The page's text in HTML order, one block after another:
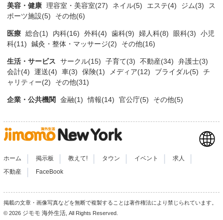
美容・健康 理容室・美容室(27) ネイル(5) エステ(4) ジム(3)
ス
ポーツ施設(5)
その他(6)
医療 総合(1) 内科(16) 外科(4) 歯科(9) 婦人科(8) 眼科(3)
小児
科(11)
鍼灸・整体・マッサージ(2) その他(16)
生活・サービス サークル(15) 子育て(3) 不動産(34)
弁護士(3)
会計(4)
運送(4) 車(3) 保険(1) メディア(12) ブライダル(5)
チ
ャリティー(2)
その他(31)
企業・公共機関 金融(1) 情報(14) 官公庁(5) その他(5)
ホーム 掲示板 教えて! タウン イベント 求人
不動産 FaceBook
掲載の文章・画像写真などを無断で複製することは著作権法により禁じられています。
© 2026 ジモモ 海外生活 , All Rights Reserved.